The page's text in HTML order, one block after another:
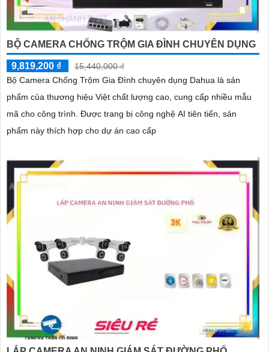
BỘ CAMERA CHỐNG TRỘM GIA ĐÌNH CHUYÊN DỤNG
9,819,200 ₫
15,440,000 ₫
Bộ Camera Chống Trộm Gia Đình chuyên dụng Dahua là sản
phẩm của thương hiệu Việt chất lượng cao, cung cấp nhiều mẫu
mã cho công trình. Được trang bị công nghệ AI tiên tiến, sản
phẩm này thích hợp cho dự án cao cấp